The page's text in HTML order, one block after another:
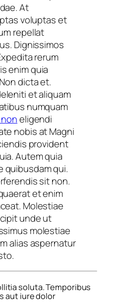
At
voluptas et
repellat
Dignissimos
rerum
enim quia
dicta et.
et aliquam
numquam
eligendi
nobis at Magni
provident
Autem quia
quibusdam qui.
sit non.
et enim
Molestiae
unde ut
molestiae
alias aspernatur
soluta. Temporibus
aut iure dolor